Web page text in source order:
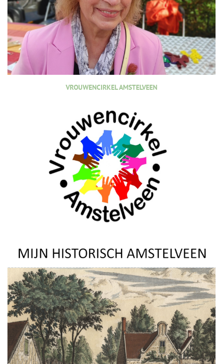
VROUWENCIRKEL AMSTELVEEN